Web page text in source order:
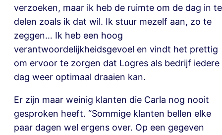
verzoeken, maar ik heb de ruimte om de dag in te
delen zoals ik dat wil. Ik stuur mezelf aan, zo te
zeggen… Ik heb een hoog
verantwoordelijkheidsgevoel en vindt het prettig
om ervoor te zorgen dat Logres als bedrijf iedere
dag weer optimaal draaien kan.
Er zijn maar weinig klanten die Carla nog nooit
gesproken heeft. “Sommige klanten bellen elke
paar dagen wel ergens over. Op een gegeven